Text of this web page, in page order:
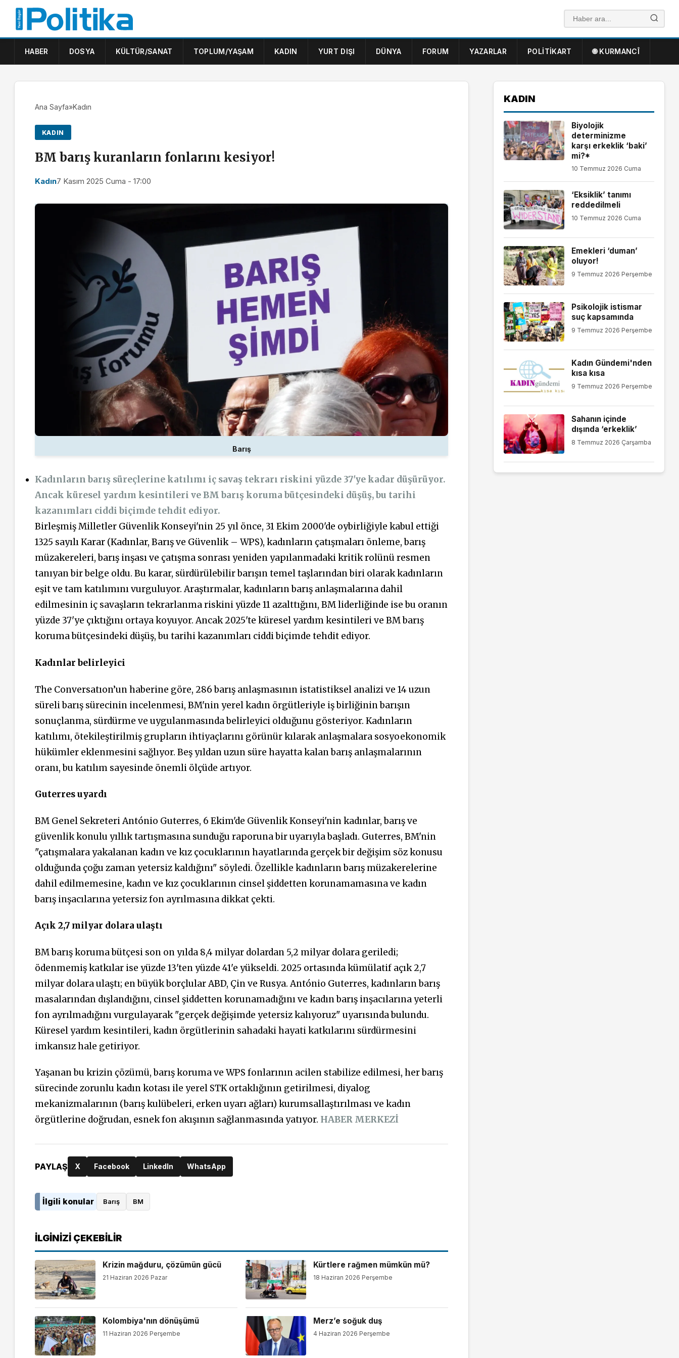
HABER DOSYA KÜLTÜR/SANAT TOPLUM/YAŞAM KADIN YURT DIŞI DÜNYA FORUM YAZARLAR POLITIKART 🌐 KURMANCÎ
Ana Sayfa»Kadın
KADIN
BM barış kuranların fonlarını kesiyor!
Kadın7 Kasım 2025 Cuma - 17:00
Barış
Kadınların barış süreçlerine katılımı iç savaş tekrarı riskini yüzde 37'ye kadar düşürüyor.
Ancak küresel yardım kesintileri ve BM barış koruma bütçesindeki düşüş, bu tarihi
kazanımları ciddi biçimde tehdit ediyor.
Birleşmiş Milletler Güvenlik Konseyi'nin 25 yıl önce, 31 Ekim 2000'de oybirliğiyle kabul ettiği
1325 sayılı Karar (Kadınlar, Barış ve Güvenlik – WPS), kadınların çatışmaları önleme, barış
müzakereleri, barış inşası ve çatışma sonrası yeniden yapılanmadaki kritik rolünü resmen
tanıyan bir belge oldu. Bu karar, sürdürülebilir barışın temel taşlarından biri olarak kadınların
eşit ve tam katılımını vurguluyor. Araştırmalar, kadınların barış anlaşmalarına dahil
edilmesinin iç savaşların tekrarlanma riskini yüzde 11 azalttığını, BM liderliğinde ise bu oranın
yüzde 37'ye çıktığını ortaya koyuyor. Ancak 2025'te küresel yardım kesintileri ve BM barış
koruma bütçesindeki düşüş, bu tarihi kazanımları ciddi biçimde tehdit ediyor.
Kadınlar belirleyici
The Conversatıon’un haberine göre, 286 barış anlaşmasının istatistiksel analizi ve 14 uzun
süreli barış sürecinin incelenmesi, BM'nin yerel kadın örgütleriyle iş birliğinin barışın
sonuçlanma, sürdürme ve uygulanmasında belirleyici olduğunu gösteriyor. Kadınların
katılımı, ötekileştirilmiş grupların ihtiyaçlarını görünür kılarak anlaşmalara sosyoekonomik
hükümler eklenmesini sağlıyor. Beş yıldan uzun süre hayatta kalan barış anlaşmalarının
oranı, bu katılım sayesinde önemli ölçüde artıyor.
Guterres uyardı
BM Genel Sekreteri António Guterres, 6 Ekim'de Güvenlik Konseyi'nin kadınlar, barış ve
güvenlik konulu yıllık tartışmasına sunduğu raporuna bir uyarıyla başladı. Guterres, BM'nin
"çatışmalara yakalanan kadın ve kız çocuklarının hayatlarında gerçek bir değişim söz konusu
olduğunda çoğu zaman yetersiz kaldığını" söyledi. Özellikle kadınların barış müzakerelerine
dahil edilmemesine, kadın ve kız çocuklarının cinsel şiddetten korunamamasına ve kadın
barış inşacılarına yetersiz fon ayrılmasına dikkat çekti.
Açık 2,7 milyar dolara ulaştı
BM barış koruma bütçesi son on yılda 8,4 milyar dolardan 5,2 milyar dolara geriledi;
ödenmemiş katkılar ise yüzde 13'ten yüzde 41'e yükseldi. 2025 ortasında kümülatif açık 2,7
milyar dolara ulaştı; en büyük borçlular ABD, Çin ve Rusya. António Guterres, kadınların barış
masalarından dışlandığını, cinsel şiddetten korunamadığını ve kadın barış inşacılarına yeterli
fon ayrılmadığını vurgulayarak "gerçek değişimde yetersiz kalıyoruz" uyarısında bulundu.
Küresel yardım kesintileri, kadın örgütlerinin sahadaki hayati katkılarını sürdürmesini
imkansız hale getiriyor.
Yaşanan bu krizin çözümü, barış koruma ve WPS fonlarının acilen stabilize edilmesi, her barış
sürecinde zorunlu kadın kotası ile yerel STK ortaklığının getirilmesi, diyalog
mekanizmalarının (barış kulübeleri, erken uyarı ağları) kurumsallaştırılması ve kadın
örgütlerine doğrudan, esnek fon akışının sağlanmasında yatıyor. HABER MERKEZİ
PAYLAŞ X Facebook LinkedIn WhatsApp
İlgili konular Barış BM
İLGINIZI ÇEKEBILIR
Krizin mağduru, çözümün gücü
21 Haziran 2026 Pazar
Kürtlere rağmen mümkün mü?
18 Haziran 2026 Perşembe
Kolombiya'nın dönüşümü
11 Haziran 2026 Perşembe
Merz’e soğuk duş
4 Haziran 2026 Perşembe
KADIN
Biyolojik
determinizme
karşı erkeklik ‘baki’
mi?*
10 Temmuz 2026 Cuma
‘Eksiklik’ tanımı
reddedilmeli
10 Temmuz 2026 Cuma
Emekleri ‘duman’
oluyor!
9 Temmuz 2026 Perşembe
Psikolojik istismar
suç kapsamında
9 Temmuz 2026 Perşembe
Kadın Gündemi'nden
kısa kısa
9 Temmuz 2026 Perşembe
Sahanın içinde
dışında ‘erkeklik’
8 Temmuz 2026 Çarşamba